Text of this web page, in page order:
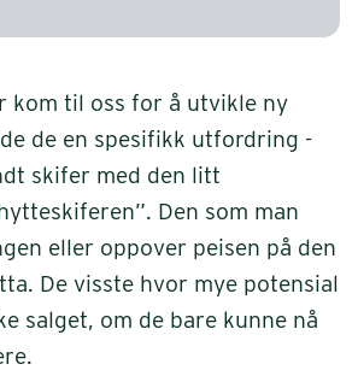
kom til oss for å utvikle ny
de en spesifikk utfordring -
skifer med den litt
Den som man
eller oppover peisen på den
De visste hvor mye potensial
salget, om de bare kunne nå